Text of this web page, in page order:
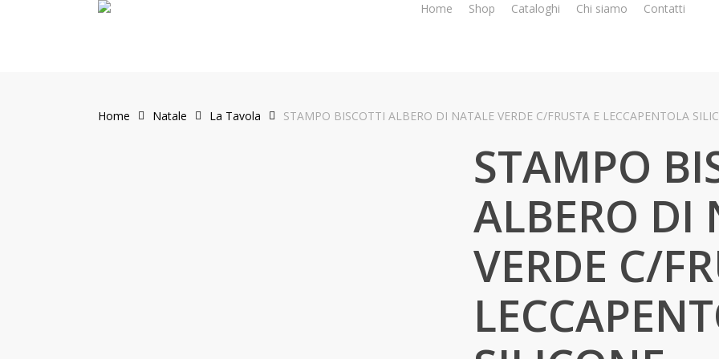
Home Shop Cataloghi Chi siamo Contatti
Home Natale La Tavola STAMPO BISCOTTI ALBERO DI NATALE VERDE C/FRUSTA E LECCAPENTOLA
STAMPO
ALBERO DI
VERDE C/